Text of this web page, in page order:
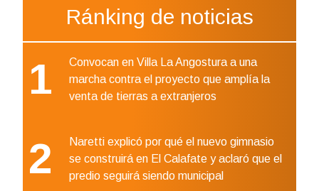
Ránking de noticias
1
Convocan en Villa La Angostura a una
marcha contra el proyecto que amplía la
venta de tierras a extranjeros
2
Naretti explicó por qué el nuevo gimnasio
se construirá en El Calafate y aclaró que el
predio seguirá siendo municipal